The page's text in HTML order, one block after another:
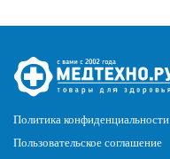
Политика конфиденциальности
Пользовательское соглашение